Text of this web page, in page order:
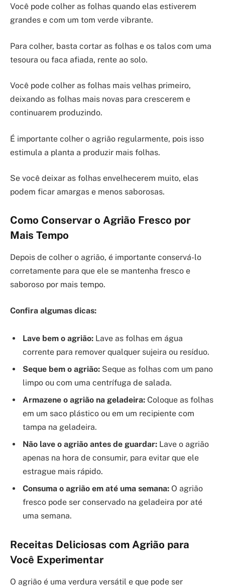
Você pode colher as folhas quando elas estiverem
grandes e com um tom verde vibrante.
Para colher, basta cortar as folhas e os talos com uma
tesoura ou faca afiada, rente ao solo.
Você pode colher as folhas mais velhas primeiro,
deixando as folhas mais novas para crescerem e
continuarem produzindo.
É importante colher o agrião regularmente, pois isso
estimula a planta a produzir mais folhas.
Se você deixar as folhas envelhecerem muito, elas
podem ficar amargas e menos saborosas.
Como Conservar o Agrião Fresco por
Mais Tempo
Depois de colher o agrião, é importante conservá-lo
corretamente para que ele se mantenha fresco e
saboroso por mais tempo.
Confira algumas dicas:
Lave bem o agrião: Lave as folhas em água
corrente para remover qualquer sujeira ou resíduo.
Seque bem o agrião: Seque as folhas com um pano
limpo ou com uma centrífuga de salada.
Armazene o agrião na geladeira: Coloque as folhas
em um saco plástico ou em um recipiente com
tampa na geladeira.
Não lave o agrião antes de guardar: Lave o agrião
apenas na hora de consumir, para evitar que ele
estrague mais rápido.
Consuma o agrião em até uma semana: O agrião
fresco pode ser conservado na geladeira por até
uma semana.
Receitas Deliciosas com Agrião para
Você Experimentar
O agrião é uma verdura versátil e que pode ser